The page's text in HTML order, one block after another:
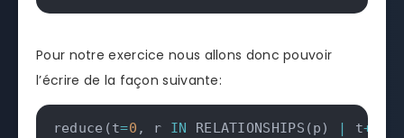
Pour notre exercice nous allons donc pouvoir
l’écrire de la façon suivante:
reduce (t=0 , r IN RELATIONSHIPS (p) | t+